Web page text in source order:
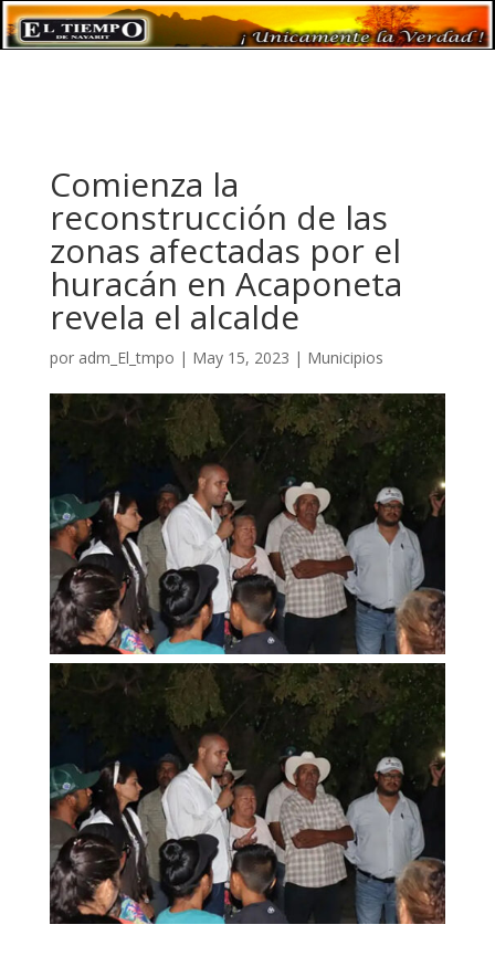
Comienza la
reconstrucción de las
zonas afectadas por el
huracán en Acaponeta
revela el alcalde
por adm_El_tmpo | May 15, 2023 | Municipios